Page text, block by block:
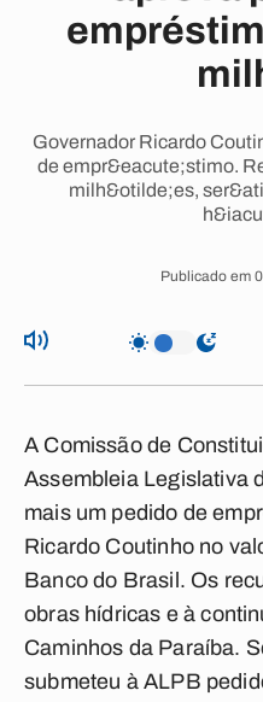
Governador Ricardo
de empr&eacute;stimo.
milh&otilde;es,
Publicado em
A Comissão de
Assembleia Legislativa
mais um pedido de
Ricardo Coutinho no
Banco do Brasil. Os
obras hídricas e à
Caminhos da Paraíba.
submeteu à ALPB